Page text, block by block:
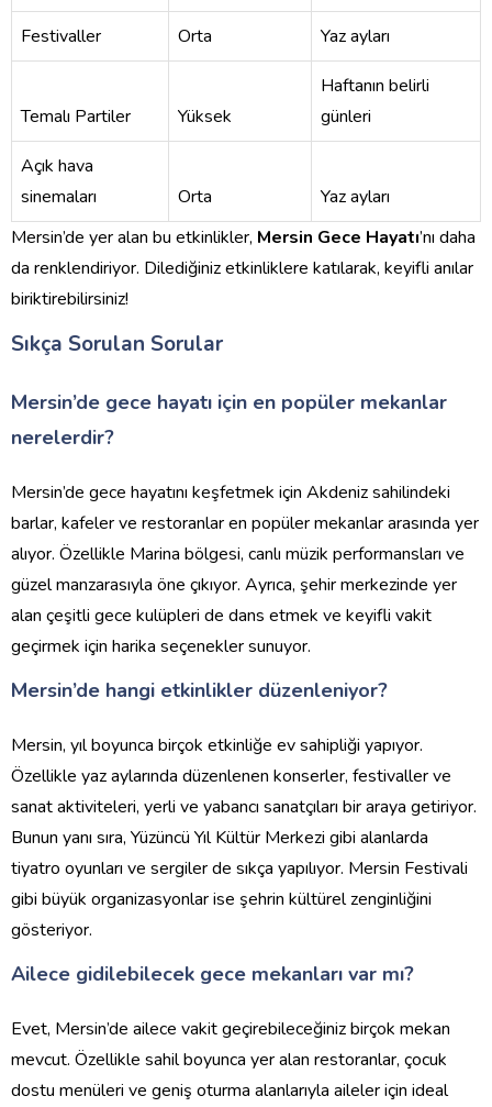
Festivaller Orta Yaz ayları
Temalı Partiler Yüksek
Haftanın belirli
günleri
Açık hava
sinemaları
Orta
Yaz ayları
Mersin’de yer alan bu etkinlikler, Mersin Gece Hayatı’nı daha
da renklendiriyor. Dilediğiniz etkinliklere katılarak, keyifli anılar
biriktirebilirsiniz!
Sıkça Sorulan Sorular
Mersin’de gece hayatı için en popüler mekanlar
nerelerdir?
Mersin’de gece hayatını keşfetmek için Akdeniz sahilindeki
barlar, kafeler ve restoranlar en popüler mekanlar arasında yer
alıyor. Özellikle Marina bölgesi, canlı müzik performansları ve
güzel manzarasıyla öne çıkıyor. Ayrıca, şehir merkezinde yer
alan çeşitli gece kulüpleri de dans etmek ve keyifli vakit
geçirmek için harika seçenekler sunuyor.
Mersin’de hangi etkinlikler düzenleniyor?
Mersin, yıl boyunca birçok etkinliğe ev sahipliği yapıyor.
Özellikle yaz aylarında düzenlenen konserler, festivaller ve
sanat aktiviteleri, yerli ve yabancı sanatçıları bir araya getiriyor.
Bunun yanı sıra, Yüzüncü Yıl Kültür Merkezi gibi alanlarda
tiyatro oyunları ve sergiler de sıkça yapılıyor. Mersin Festivali
gibi büyük organizasyonlar ise şehrin kültürel zenginliğini
gösteriyor.
Ailece gidilebilecek gece mekanları var mı?
Evet, Mersin’de ailece vakit geçirebileceğiniz birçok mekan
mevcut. Özellikle sahil boyunca yer alan restoranlar, çocuk
dostu menüleri ve geniş oturma alanlarıyla aileler için ideal